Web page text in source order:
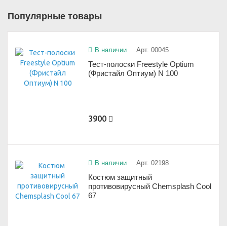
Популярные товары
В наличии Арт. 00045
Тест-полоски Freestyle Optium
(Фристайл Оптиум) N 100
3900
В наличии Арт. 02198
Костюм защитный
противовирусный Chemsplash Cool
67